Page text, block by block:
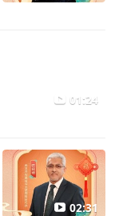
01:24
02:31